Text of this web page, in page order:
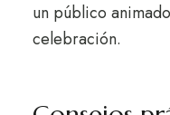
un público
celebración.